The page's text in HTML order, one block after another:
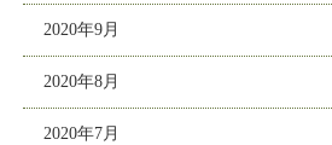
2020年9月
2020年8月
2020年7月